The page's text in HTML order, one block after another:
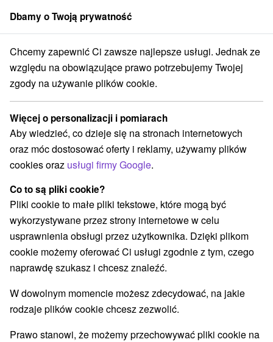
członek grupySorger
Stredné Slovensko Žilinský kraj Východná Amfiteatr Wschodni
Amfiteatr Wschodni
Wyświetl stronę internetową Przejdź do
+421 2 204 71 244 vychodna@nocka.sk
Facebook
Opinii Google
Východná 18
032 32 Východná
GPS:
N +49° 3' 39.96''
E +19° 54' 1.03''
Dbamy o Twoją prywatność
Chcemy zapewnić Ci zawsze najlepsze usługi. Jednak ze
względu na obowiązujące prawo potrzebujemy Twojej
zgody na używanie plików cookie.
Więcej o personalizacji i pomiarach
Aby wiedzieć, co dzieje się na stronach internetowych
oraz móc dostosować oferty i reklamy, używamy plików
cookies oraz usługi firmy Google.
Co to są pliki cookie?
Pliki cookie to małe pliki tekstowe, które mogą być
wykorzystywane przez strony internetowe w celu
usprawnienia obsługi przez użytkownika. Dzięki plikom
cookie możemy oferować Ci usługi zgodnie z tym, czego
naprawdę szukasz i chcesz znaleźć.
W dowolnym momencie możesz zdecydować, na jakie
rodzaje plików cookie chcesz zezwolić.
Prawo stanowi, że możemy przechowywać pliki cookie na